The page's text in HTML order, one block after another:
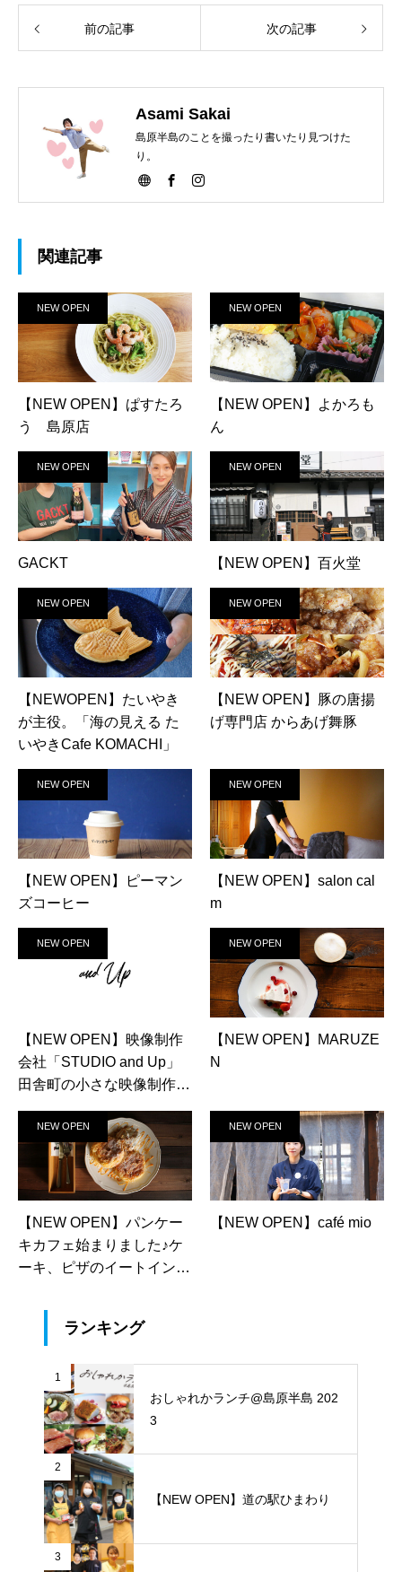
前の記事 次の記事
Asami Sakai
島原半島のことを撮ったり書いたり見つけた
り。
関連記事
NEW OPEN
【NEW OPEN】ぱすたろ
う 島原店
NEW OPEN
【NEW OPEN】よかろも
ん
NEW OPEN
GACKT
NEW OPEN
【NEW OPEN】百火堂
NEW OPEN
【NEWOPEN】たいやき
が主役。「海の見える た
いやきCafe KOMACHI」
NEW OPEN
【NEW OPEN】豚の唐揚
げ専門店 からあげ舞豚
NEW OPEN
【NEW OPEN】ピーマン
ズコーヒー
NEW OPEN
【NEW OPEN】salon cal
m
NEW OPEN
【NEW OPEN】映像制作
会社「STUDIO and Up」
田舎町の小さな映像制作会
NEW OPEN
【NEW OPEN】MARUZE
N
NEW OPEN
【NEW OPEN】パンケー
キカフェ始まりました♪ケ
ーキ、ピザのイートインも
／ピザハウス小さなグラン
NEW OPEN
【NEW OPEN】café mio
ランキング
1
おしゃれかランチ@島原半島 202
3
2
【NEW OPEN】道の駅ひまわり
3